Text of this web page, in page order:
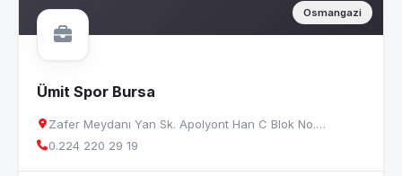
Osmangazi
Ümit Spor Bursa
Zafer Meydanı Yan Sk. Apolyont Han C Blok No.…
0.224 220 29 19